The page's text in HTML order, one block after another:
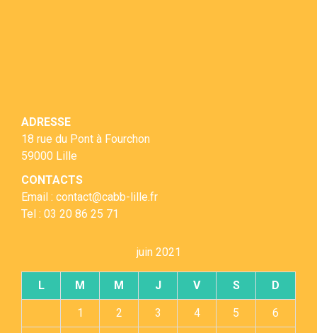
ADRESSE
18 rue du Pont à Fourchon
59000 Lille
CONTACTS
Email : contact@cabb-lille.fr
Tel : 03 20 86 25 71
juin 2021
L M M J V S D
1 2 3 4 5 6